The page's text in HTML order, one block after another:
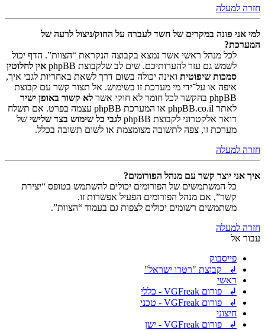
חזרה למעלה
למי אני פונה במקרים של חשד לעברה על החוק/ניצול לרעה של
המערכת?
לכל מנהל ראשי אשר נמצא בקבוצה הנקראת “הצוות”. הדף יכול
לשמש גם עזר להערותיכם. שים לב שלקבוצת phpBB
אין לחלוטין
סמכות שיפוטית ואינה יכולה בשום דרך לשאת באחריות לגבי איך,
איפה או על־ידי מי מערכת זו בשימוש. אל תצור קשר עם קבוצת
phpBB בהקשר לכל חומר לא חוקי אשר
לא קשור באופן ישיר
לאתר phpBB.co.il או המערכת phpBB עצמה בפרט. אם תשלח
דואר אלקטרוני לקבוצת phpBB
לגבי כל שימוש בצד שלישי של
מערכת זו, צפה לתשובה מצומצמת או לשום תשובה בכלל.
חזרה למעלה
איך אני יוצר קשר עם מנהל הפורומים?
כל המשתמשים של הפורומים יכולים להשתמש בטופס “יצירת
קשר”, אם מנהל הפורומים הפעיל אפשרות זו.
משתמשים רשומים יכולים לצפות גם בעמוד “הצוות”.
חזרה למעלה
עבור אל
פייסבוק
↲ קבוצת "רטרו ישראל"
ראשי
↲ פורום VGFreak - כללי
↲ פורום VGFreak - טכני
חיצוני
↲ פורום VGFreak - ישן